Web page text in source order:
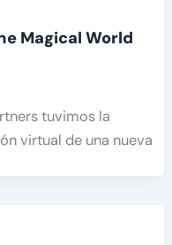
Magical World
tuvimos la
virtual de una nueva